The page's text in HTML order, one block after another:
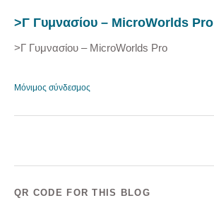
>Γ Γυμνασίου – MicroWorlds Pro
>Γ Γυμνασίου – MicroWorlds Pro
Μόνιμος σύνδεσμος
QR CODE FOR THIS BLOG